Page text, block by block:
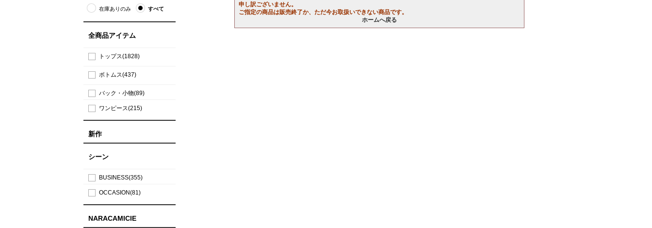
申し訳ございません。
ご指定の商品は販売終了か、ただ今お取扱いできない商品です。
ホームへ戻る
在庫ありのみ すべて
全商品アイテム
トップス(1828)
ボトムス(437)
バック・小物(89)
ワンピース(215)
新作
シーン
BUSINESS(355)
OCCASION(81)
NARACAMICIE